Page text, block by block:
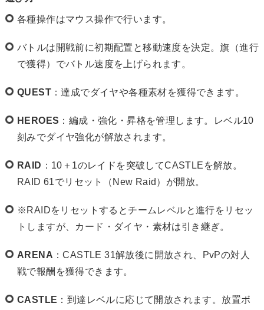
各種操作はマウス操作で行います。
バトルは開戦前に初期配置と移動速度を決定。旗（進行
で獲得）でバトル速度を上げられます。
QUEST ：達成でダイヤや各種素材を獲得できます。
HEROES ：編成・強化・昇格を管理します。レベル10
刻みでダイヤ強化が解放されます。
RAID ：10＋1のレイドを突破してCASTLEを解放。
RAID 61でリセット（New Raid）が開放。
※RAIDをリセットするとチームレベルと進行をリセッ
トしますが、カード・ダイヤ・素材は引き継ぎ。
ARENA ：CASTLE 31解放後に開放され、PvPの対人
戦で報酬を獲得できます。
CASTLE ：到達レベルに応じて開放されます。放置ボ